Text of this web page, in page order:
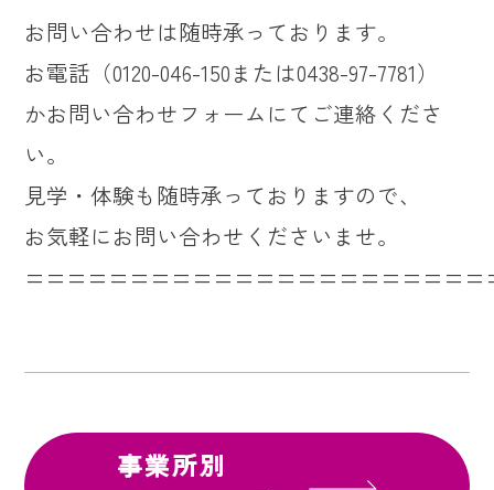
お問い合わせは随時承っております。
お電話（0120-046-150または0438-97-7781）
かお問い合わせフォームにてご連絡くださ
い。
見学・体験も随時承っておりますので、
お気軽にお問い合わせくださいませ。
事業所別